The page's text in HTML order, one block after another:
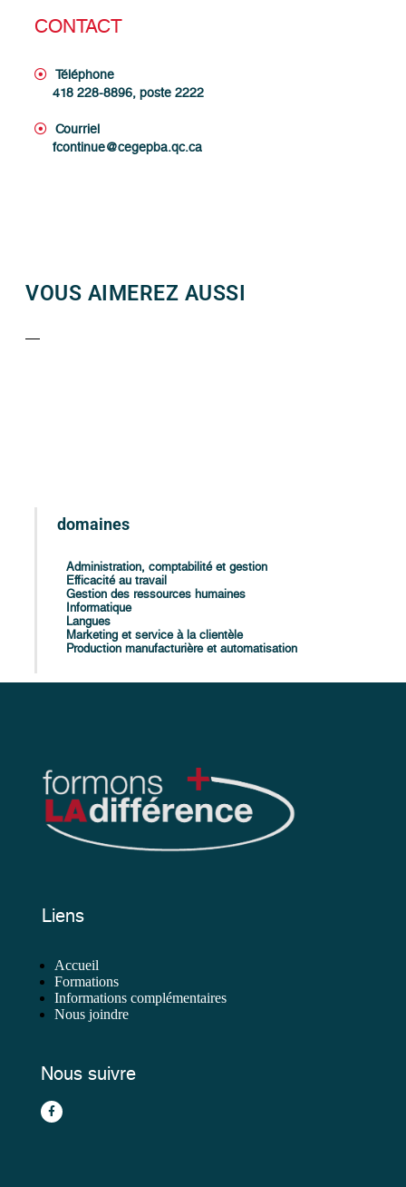
CONTACT
Téléphone
418 228-8896, poste 2222
Courriel
fcontinue@cegepba.qc.ca
VOUS AIMEREZ AUSSI
domaines
Administration, comptabilité et gestion
Efficacité au travail
Gestion des ressources humaines
Informatique
Langues
Marketing et service à la clientèle
Production manufacturière et automatisation
Liens
Accueil
Formations
Informations complémentaires
Nous joindre
Nous suivre